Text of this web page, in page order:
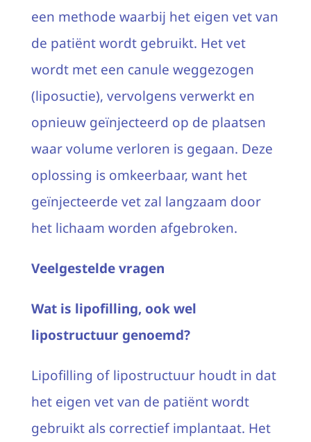
een methode waarbij het eigen vet van
de patiënt wordt gebruikt. Het vet
wordt met een canule weggezogen
(liposuctie), vervolgens verwerkt en
opnieuw geïnjecteerd op de plaatsen
waar volume verloren is gegaan. Deze
oplossing is omkeerbaar, want het
geïnjecteerde vet zal langzaam door
het lichaam worden afgebroken.
Veelgestelde vragen
Wat is lipofilling, ook wel
lipostructuur genoemd?
Lipofilling of lipostructuur houdt in dat
het eigen vet van de patiënt wordt
gebruikt als correctief implantaat. Het